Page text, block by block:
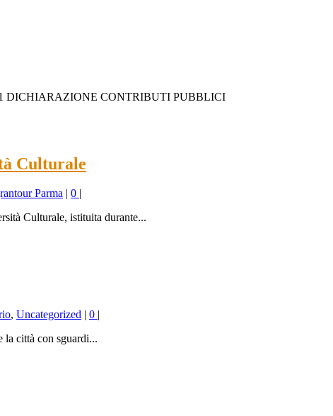
DICHIARAZIONE CONTRIBUTI PUBBLICI
Culturale
Parma | 0 |
Culturale, istituita durante...
, Uncategorized | 0 |
la città con sguardi...